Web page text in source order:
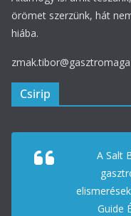
örömet szerzünk, hát
hiába.
Csirip
A Salt
Guide